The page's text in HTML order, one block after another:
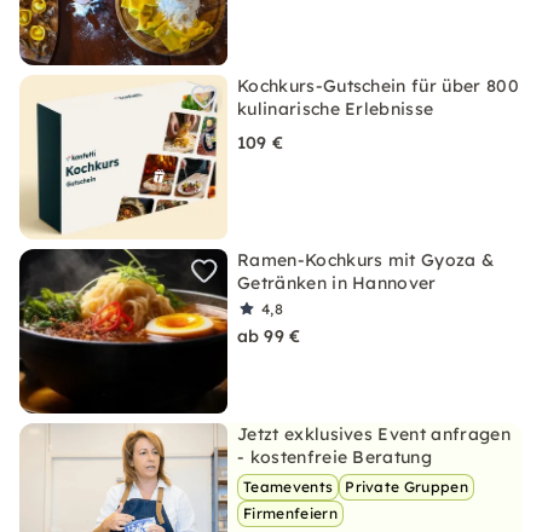
Kochkurs-Gutschein für über 800
kulinarische Erlebnisse
109 €
Ramen-Kochkurs mit Gyoza &
Getränken in Hannover
4,8
ab 99 €
Jetzt exklusives Event anfragen
- kostenfreie Beratung
Teamevents
Private Gruppen
Firmenfeiern